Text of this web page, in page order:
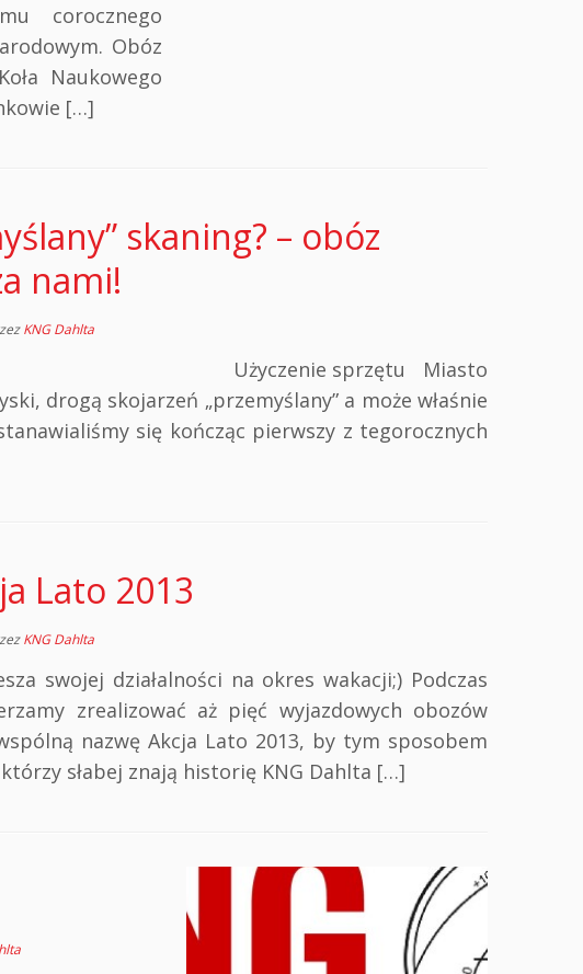
corocznego
Obóz
Naukowego
[…]
skaning? – obóz
nami!
KNG Dahlta
medialny Użyczenie sprzętu Miasto
drogą skojarzeń „przemyślany” a może właśnie
się kończąc pierwszy z tegorocznych
Lato 2013
KNG Dahlta
swojej działalności na okres wakacji;) Podczas
zrealizować aż pięć wyjazdowych obozów
nazwę Akcja Lato 2013, by tym sposobem
słabej znają historię KNG Dahlta […]